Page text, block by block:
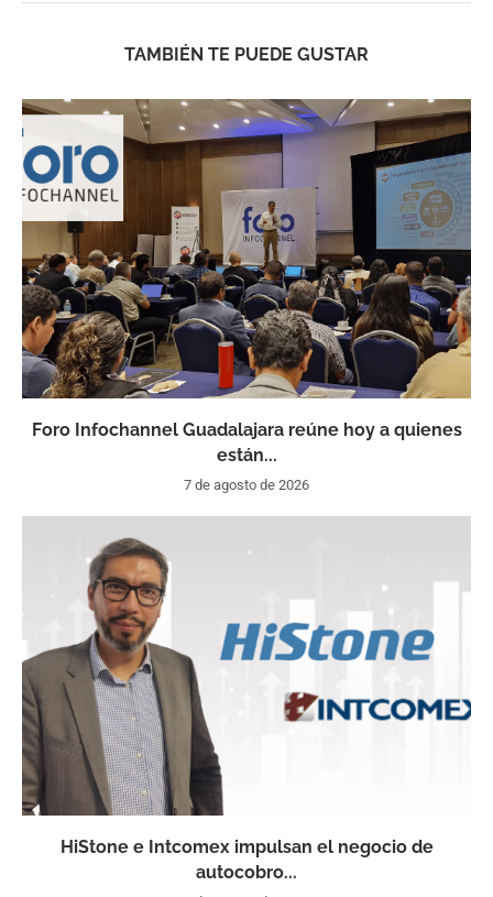
TAMBIÉN TE PUEDE GUSTAR
Foro Infochannel Guadalajara reúne hoy a quienes
están...
7 de agosto de 2026
HiStone e Intcomex impulsan el negocio de
autocobro...